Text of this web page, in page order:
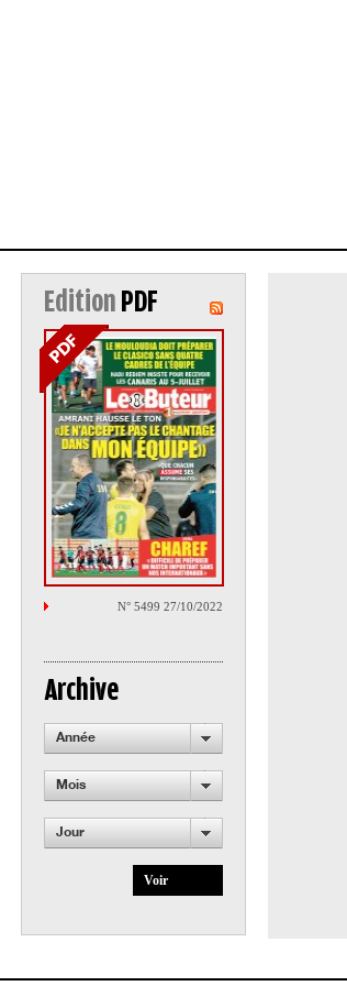
Edition PDF
N° 5499 27/10/2022
Archive
Année
Mois
Jour
Voir